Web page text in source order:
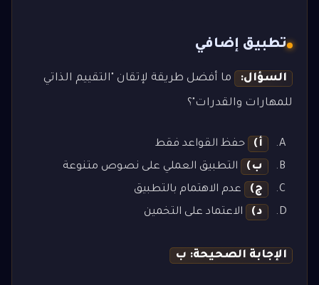
تطبيق إضافي
السؤال: ما أفضل طريقة لإتقان "التقييم الذاتي
للمهارات والقدرات"؟
أ)
حفظ القواعد فقط
ب)
التطبيق العملي على نصوص متنوعة
ج)
عدم الاهتمام بالتطبيق
د)
الاعتماد على التخمين
الإجابة الصحيحة: ب